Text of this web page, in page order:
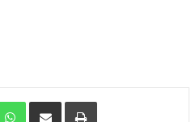
WhatsApp